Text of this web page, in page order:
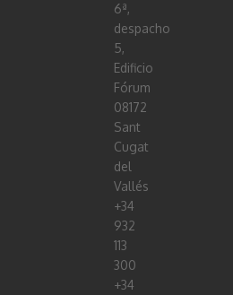
6ª,
despacho
5,
Edificio
Fórum
08172
Sant
Cugat
del
Vallés
+34
932
113
300
+34